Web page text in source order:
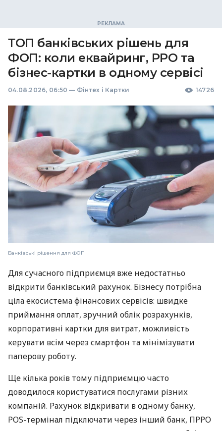
ТОП банківських рішень для
ФОП: коли еквайринг, РРО та
бізнес-картки в одному сервісі
04.08.2026, 06:50 — Фінтех і Картки 14726
Банківські рішення для ФОП
Для сучасного підприємця вже недостатньо
відкрити банківський рахунок. Бізнесу потрібна
ціла екосистема фінансових сервісів: швидке
приймання оплат, зручний облік розрахунків,
корпоративні картки для витрат, можливість
керувати всім через смартфон та мінімізувати
паперову роботу.
Ще кілька років тому підприємцю часто
доводилося користуватися послугами різних
компаній. Рахунок відкривати в одному банку,
POS-термінал підключати через інший банк, ПРРО